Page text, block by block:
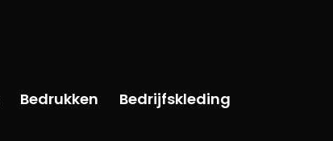
Bedrukken
Bedrijfskleding